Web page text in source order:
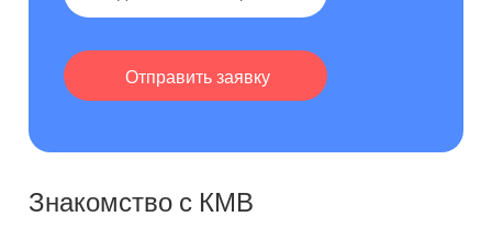
Знакомство с КМВ